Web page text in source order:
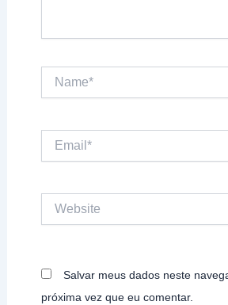
Name*
Email*
Salvar meus dados neste
próxima vez que eu comentar.